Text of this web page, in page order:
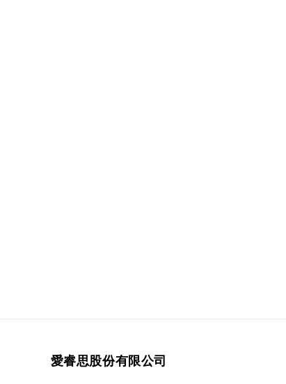
愛睿思股份有限公司